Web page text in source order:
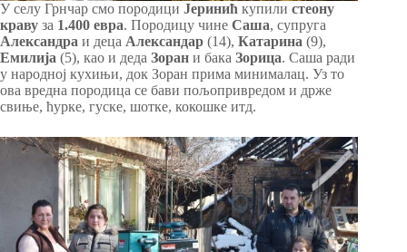
У селу Грнчар смо породици Јеринић купили стеону
краву за 1.400 евра. Породицу чине Саша, супруга
Александра и деца Александар (14), Катарина (9),
Емилија (5), као и деда Зоран и бака Зорица. Саша ради
у народној кухињи, док Зоран прима минималац. Уз то
ова вредна породица се бави пољопривредом и држе
свиње, ћурке, гуске, шотке, кокошке итд.